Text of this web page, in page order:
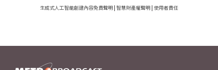
生成式人工智能創建內容免責聲明 | 智慧財產權聲明 | 使用者責任